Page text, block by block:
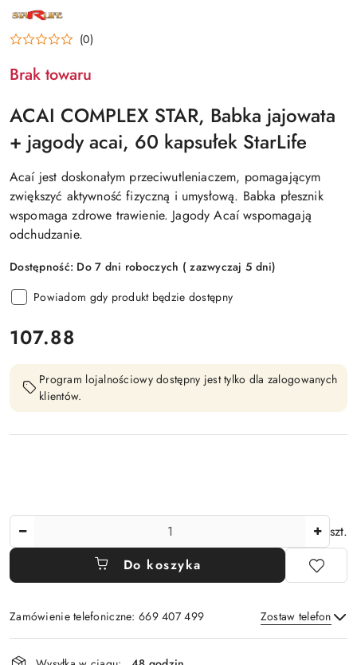
NAZWA
PRODUCENTA:
STARLIFE (0)
Brak towaru
ACAI COMPLEX STAR, Babka jajowata
+ jagody acai, 60 kapsułek StarLife
Acaí jest doskonałym przeciwutleniaczem, pomagającym
zwiększyć aktywność fizyczną i umysłową. Babka płesznik
wspomaga zdrowe trawienie. Jagody Acaí wspomagają
odchudzanie.
Dostępność: Do 7 dni roboczych ( zazwyczaj 5 dni)
Powiadom gdy produkt będzie dostępny
cena:
107.88
Program lojalnościowy dostępny jest tylko dla zalogowanych
klientów.
szt.
Do koszyka
Zamówienie telefoniczne: 669 407 499 Zostaw telefon
Dostępność